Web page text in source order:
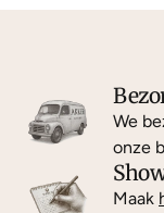
We
onze
Maak